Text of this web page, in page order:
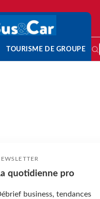
TOURISME DE GROUPE
quotidienne pro
business, tendances